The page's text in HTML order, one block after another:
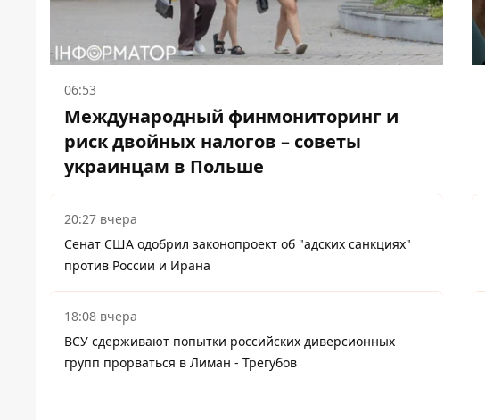
06:53
Международный финмониторинг и
риск двойных налогов – советы
украинцам в Польше
20:27 вчера
Сенат США одобрил законопроект об "адских санкциях"
против России и Ирана
18:08 вчера
ВСУ сдерживают попытки российских диверсионных
групп прорваться в Лиман - Трегубов